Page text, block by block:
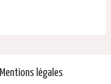
Mentions légales